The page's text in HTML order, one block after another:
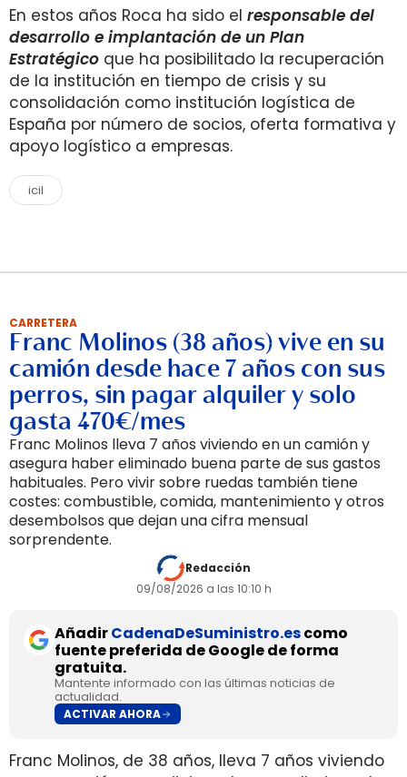
En estos años Roca ha sido el responsable del
desarrollo e implantación de un Plan
Estratégico que ha posibilitado la recuperación
de la institución en tiempo de crisis y su
consolidación como institución logística de
España por número de socios, oferta formativa y
apoyo logístico a empresas.
icil
CARRETERA
Franc Molinos (38 años) vive en su
camión desde hace 7 años con sus
perros, sin pagar alquiler y solo
gasta 470€/mes
Franc Molinos lleva 7 años viviendo en un camión y
asegura haber eliminado buena parte de sus gastos
habituales. Pero vivir sobre ruedas también tiene
costes: combustible, comida, mantenimiento y otros
desembolsos que dejan una cifra mensual
sorprendente.
Redacción
09/08/2026 a las 10:10 h
AñadirCadenaDeSuministro.escomo
fuente preferida de Google de forma
gratuita.
Mantente informado con las últimas noticias de
actualidad.
ACTIVAR AHORA
Franc Molinos, de 38 años, lleva 7 años viviendo